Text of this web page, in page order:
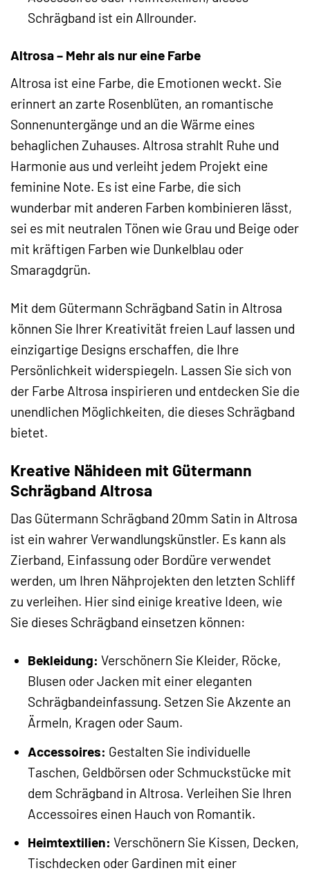
Schrägband ist ein Allrounder.
Altrosa – Mehr als nur eine Farbe
Altrosa ist eine Farbe, die Emotionen weckt. Sie
erinnert an zarte Rosenblüten, an romantische
Sonnenuntergänge und an die Wärme eines
behaglichen Zuhauses. Altrosa strahlt Ruhe und
Harmonie aus und verleiht jedem Projekt eine
feminine Note. Es ist eine Farbe, die sich
wunderbar mit anderen Farben kombinieren lässt,
sei es mit neutralen Tönen wie Grau und Beige oder
mit kräftigen Farben wie Dunkelblau oder
Smaragdgrün.
Mit dem Gütermann Schrägband Satin in Altrosa
können Sie Ihrer Kreativität freien Lauf lassen und
einzigartige Designs erschaffen, die Ihre
Persönlichkeit widerspiegeln. Lassen Sie sich von
der Farbe Altrosa inspirieren und entdecken Sie die
unendlichen Möglichkeiten, die dieses Schrägband
bietet.
Kreative Nähideen mit Gütermann
Schrägband Altrosa
Das Gütermann Schrägband 20mm Satin in Altrosa
ist ein wahrer Verwandlungskünstler. Es kann als
Zierband, Einfassung oder Bordüre verwendet
werden, um Ihren Nähprojekten den letzten Schliff
zu verleihen. Hier sind einige kreative Ideen, wie
Sie dieses Schrägband einsetzen können:
Bekleidung: Verschönern Sie Kleider, Röcke,
Blusen oder Jacken mit einer eleganten
Schrägbandeinfassung. Setzen Sie Akzente an
Ärmeln, Kragen oder Saum.
Accessoires: Gestalten Sie individuelle
Taschen, Geldbörsen oder Schmuckstücke mit
dem Schrägband in Altrosa. Verleihen Sie Ihren
Accessoires einen Hauch von Romantik.
Heimtextilien: Verschönern Sie Kissen, Decken,
Tischdecken oder Gardinen mit einer